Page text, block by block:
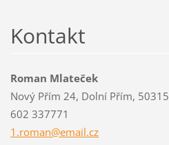
Kontakt
Roman Mlateček
Nový Přím 24, Dolní Přím, 50315
602 337771
1.roman@email.cz